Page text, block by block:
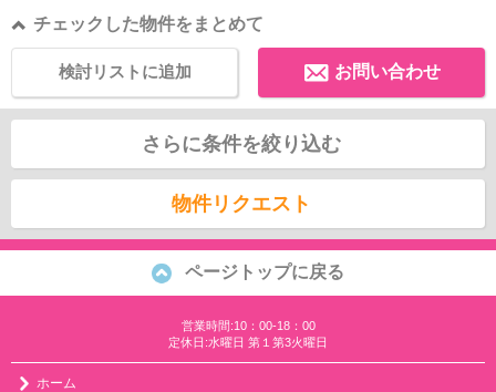
チェックした物件をまとめて
お問い合わせ
検討リストに追加
さらに条件を絞り込む
物件リクエスト
ページトップに戻る
営業時間:10：00-18：00
定休日:水曜日 第１第3火曜日
ホーム